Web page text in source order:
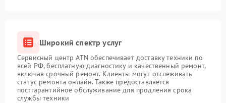
Широкий спектр услуг
Сервисный центр ATN обеспечивает доставку техники по
всей РФ, бесплатную диагностику и качественный ремонт,
включая срочный ремонт. Клиенты могут отслеживать
статус ремонта онлайн. Также предоставляется
постгарантийное обслуживание для продления срока
службы техники